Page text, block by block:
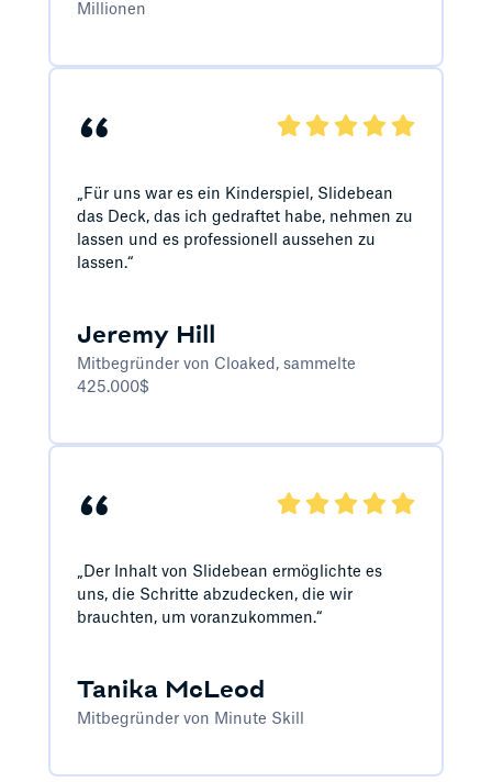
Millionen
“
„Für uns war es ein Kinderspiel, Slidebean
das Deck, das ich gedraftet habe, nehmen zu
lassen und es professionell aussehen zu
lassen.“
Jeremy Hill
Mitbegründer von Cloaked, sammelte
425.000$
“
„Der Inhalt von Slidebean ermöglichte es
uns, die Schritte abzudecken, die wir
brauchten, um voranzukommen.“
Tanika McLeod
Mitbegründer von Minute Skill